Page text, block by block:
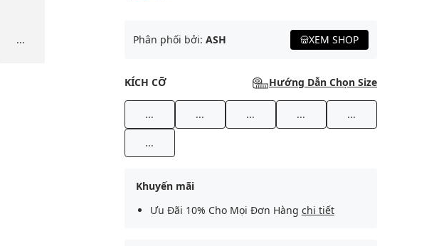
... Phân phối bởi: ASH XEM SHOP
KÍCH CỠ Hướng Dẫn Chọn Size
... ... ... ... ...
...
Khuyến mãi
Ưu Đãi 10% Cho Mọi Đơn Hàng chi tiết